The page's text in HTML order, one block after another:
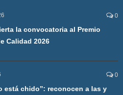
0
la convocatoria al Premio
Calidad 2026
0
está chido”: reconocen a las y